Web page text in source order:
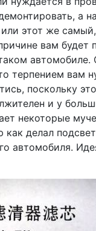
а
этот же
вам будет
автомобиле.
терпением вам
поскольку
и у
некоторые
делал
автомобиля.